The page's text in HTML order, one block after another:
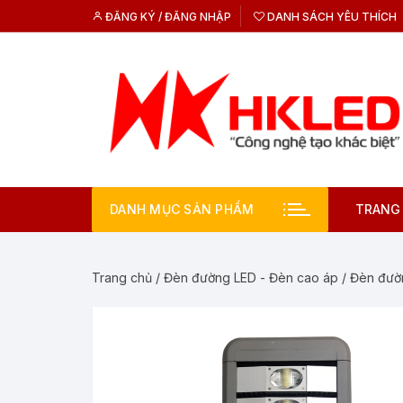
tới
ĐĂNG KÝ / ĐĂNG NHẬP DANH SÁCH YÊU THÍCH
DANH MỤC SẢN PHẨM TRANG
Trang chủ / Đèn đường LED - Đèn cao áp / Đèn